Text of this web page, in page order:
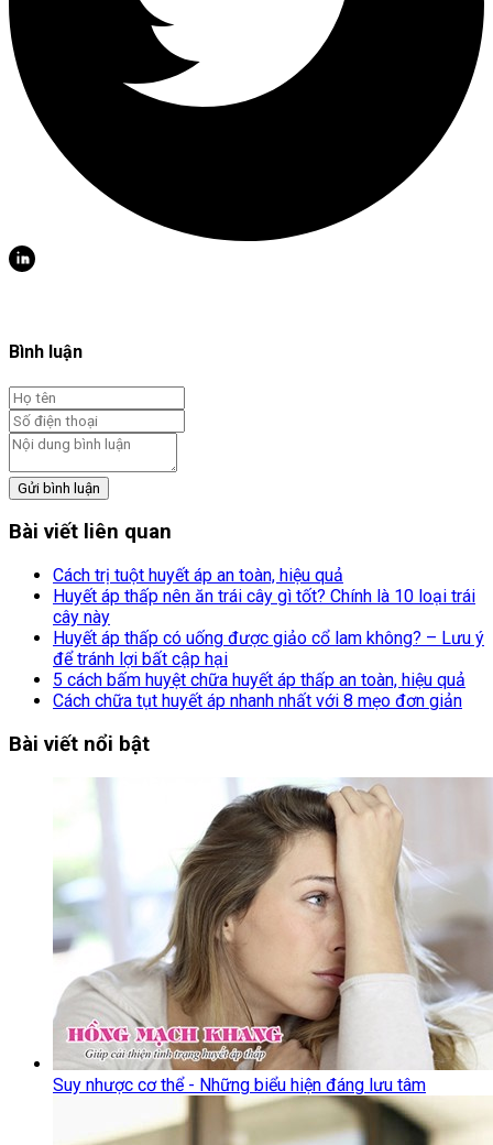
Bình luận
Gửi bình luận
Bài viết liên quan
Cách trị tuột huyết áp an toàn, hiệu quả
Huyết áp thấp nên ăn trái cây gì tốt? Chính là 10 loại trái
cây này
Huyết áp thấp có uống được giảo cổ lam không? – Lưu ý
để tránh lợi bất cập hại
5 cách bấm huyệt chữa huyết áp thấp an toàn, hiệu quả
Cách chữa tụt huyết áp nhanh nhất với 8 mẹo đơn giản
Bài viết nổi bật
Suy nhược cơ thể - Những biểu hiện đáng lưu tâm